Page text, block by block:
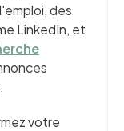
des
LinkedIn, et
votre